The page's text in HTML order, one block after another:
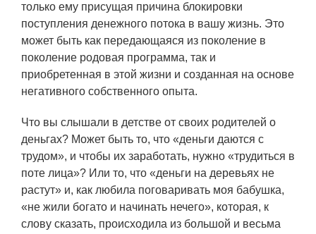
только ему присущая причина блокировки
поступления денежного потока в вашу жизнь. Это
может быть как передающаяся из поколение в
поколение родовая программа, так и
приобретенная в этой жизни и созданная на основе
негативного собственного опыта.
Что вы слышали в детстве от своих родителей о
деньгах? Может быть то, что «деньги даются с
трудом», и чтобы их заработать, нужно «трудиться в
поте лица»? Или то, что «деньги на деревьях не
растут» и, как любила поговаривать моя бабушка,
«не жили богато и начинать нечего», которая, к
слову сказать, происходила из большой и весьма